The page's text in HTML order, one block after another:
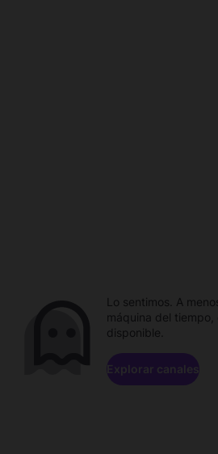
Lo sentimos. A
máquina del tiempo,
disponible.
Explorar canales